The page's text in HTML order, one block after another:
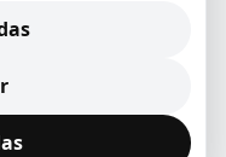
Antiguos de
en